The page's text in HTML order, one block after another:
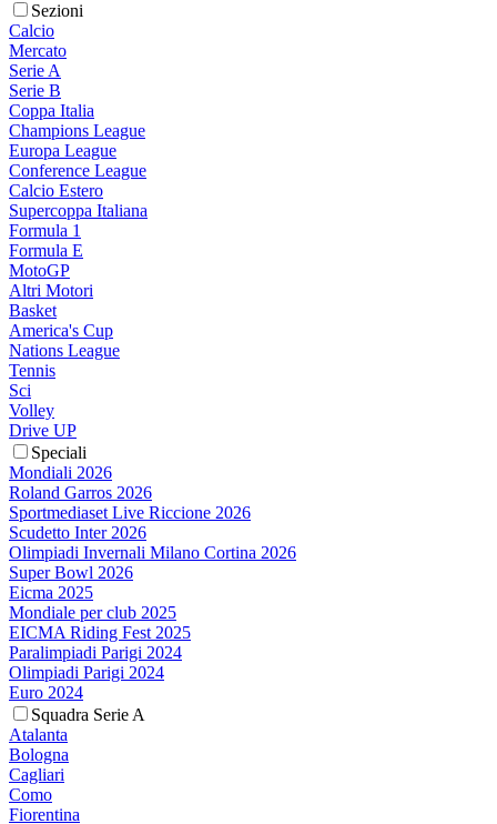
Sezioni
Calcio
Mercato
Serie A
Serie B
Coppa Italia
Champions League
Europa League
Conference League
Calcio Estero
Supercoppa Italiana
Formula 1
Formula E
MotoGP
Altri Motori
Basket
America's Cup
Nations League
Tennis
Sci
Volley
Drive UP
Speciali
Mondiali 2026
Roland Garros 2026
Sportmediaset Live Riccione 2026
Scudetto Inter 2026
Olimpiadi Invernali Milano Cortina 2026
Super Bowl 2026
Eicma 2025
Mondiale per club 2025
EICMA Riding Fest 2025
Paralimpiadi Parigi 2024
Olimpiadi Parigi 2024
Euro 2024
Squadra Serie A
Atalanta
Bologna
Cagliari
Como
Fiorentina